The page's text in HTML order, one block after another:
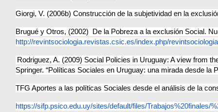
Giorgi, V. (2006b) Construcción de la subjetividad en la
Brugué y Otros, (2002) De la Pobreza a la exclusión Social.
http://revintsociologia.revistas.csic.es/index.php/
Rodriguez, A. (2009) Social Policies in Uruguay: A view from
Springer.“Políticas Sociales en Uruguay: una mirada desde la
TFG Aportes a las políticas Sociales desde el análisis de la
https://sifp.psico.edu.uy/sites/default/files/Trabajos%20finales/